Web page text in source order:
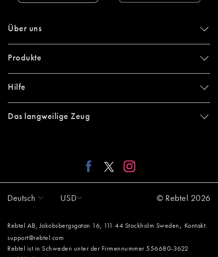
Über uns
Produkte
Hilfe
Das langweilige Zeug
Deutsch USD © Rebtel 2026
Rebtel AB, Jakobsbergsgatan 16, 111 44 Stockholm Sweden ,
Kontakt:
support@rebtel.com
Rebtel ist in Schweden unter der Firmennummer 556680-3622